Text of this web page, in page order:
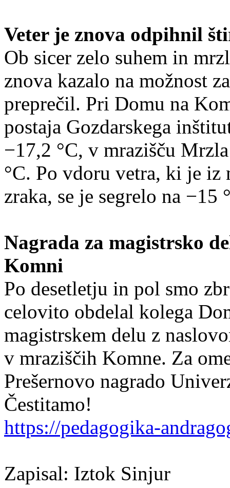
Veter je znova odpihnil
Ob sicer zelo suhem in
znova kazalo na možnost
preprečil. Pri Domu na
postaja Gozdarskega
−17,2 °C, v mrazišču
°C. Po vdoru vetra, ki je iz
zraka, se je segrelo na −15
Nagrada za magistrsko
Komni
Po desetletju in pol smo
celovito obdelal kolega
magistrskem delu z
v mraziščih Komne. Za
Prešernovo nagrado
Čestitamo!
https://pedagogika-
Zapisal: Iztok Sinjur